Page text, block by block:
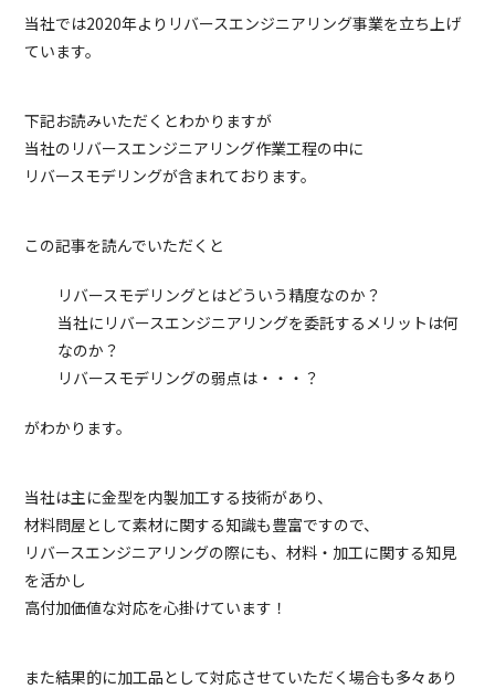
当社では2020年よりリバースエンジニアリング事業を立ち上げ
ています。
下記お読みいただくとわかりますが
当社のリバースエンジニアリング作業工程の中に
リバースモデリングが含まれております。
この記事を読んでいただくと
リバースモデリングとはどういう精度なのか？
当社にリバースエンジニアリングを委託するメリットは何
なのか？
リバースモデリングの弱点は・・・？
がわかります。
当社は主に金型を内製加工する技術があり、
材料問屋として素材に関する知識も豊富ですので、
リバースエンジニアリングの際にも、材料・加工に関する知見
を活かし
高付加価値な対応を心掛けています！
また結果的に加工品として対応させていただく場合も多々あり